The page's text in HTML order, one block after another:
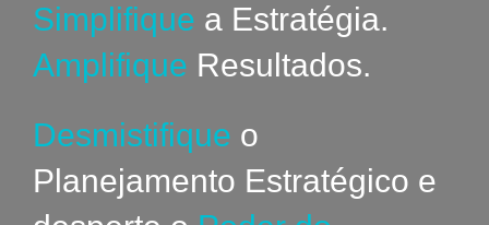
Simplifique a Estratégia.
Amplifique Resultados.
Desmistifique o
Planejamento Estratégico e